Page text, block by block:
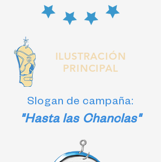
ILUSTRACIÓN
PRINCIPAL
Slogan de campaña:
"Hasta las Chanclas"